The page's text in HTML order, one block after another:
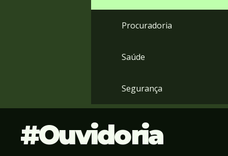
Procuradoria
Saúde
Segurança
Ouvidoria